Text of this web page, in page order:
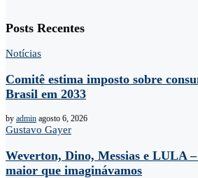
Posts Recentes
Notícias
Comitê estima imposto sobre
Brasil em 2033
by admin agosto 6, 2026
Gustavo Gayer
Weverton, Dino, Messias e LULA –
maior que imaginávamos